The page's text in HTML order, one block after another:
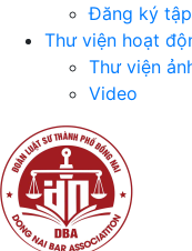
Đăng ký
Thư viện hoạt
Thư viện
Video